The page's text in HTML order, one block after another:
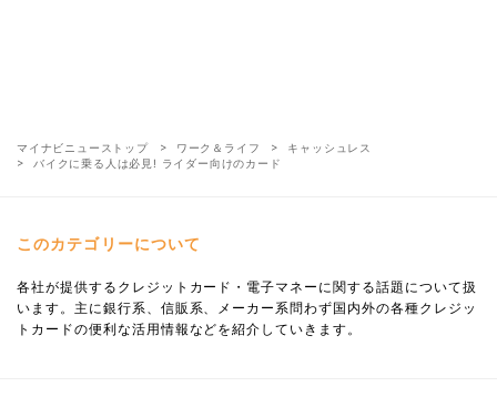
マイナビニューストップ ワーク＆ライフ
キャッシュレス
バイクに乗る人は必見! ライダー向けのカード
このカテゴリーについて
各社が提供するクレジットカード・電子マネーに関する話題について扱
います。主に銀行系、信販系、メーカー系問わず国内外の各種クレジッ
トカードの便利な活用情報などを紹介していきます。